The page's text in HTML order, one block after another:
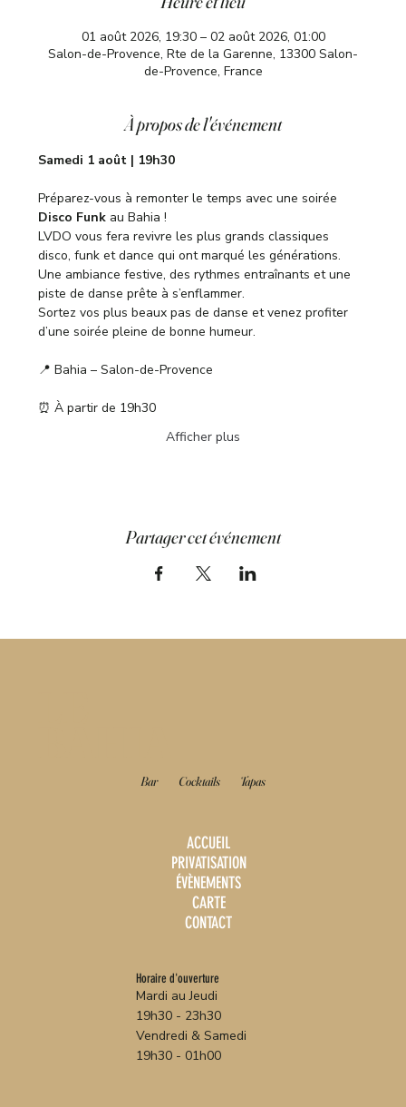
01 août 2026, 19:30 – 02 août 2026, 01:00
Salon-de-Provence, Rte de la Garenne, 13300 Salon-
de-Provence, France
À propos de l'événement
Samedi 1 août | 19h30
Préparez-vous à remonter le temps avec une soirée
Disco Funk au Bahia !
LVDO vous fera revivre les plus grands classiques
disco, funk et dance qui ont marqué les générations.
Une ambiance festive, des rythmes entraînants et une
piste de danse prête à s’enflammer.
Sortez vos plus beaux pas de danse et venez profiter
d’une soirée pleine de bonne humeur.
📍 Bahia – Salon-de-Provence
⏰ À partir de 19h30
Afficher plus
Partager cet événement
Bar Cocktails Tapas
ACCUEIL
PRIVATISATION
ÉVÈNEMENTS
CARTE
CONTACT
Horaire d'ouverture
Mardi au Jeudi
19h30 - 23h30
Vendredi & Samedi
19h30 - 01h00